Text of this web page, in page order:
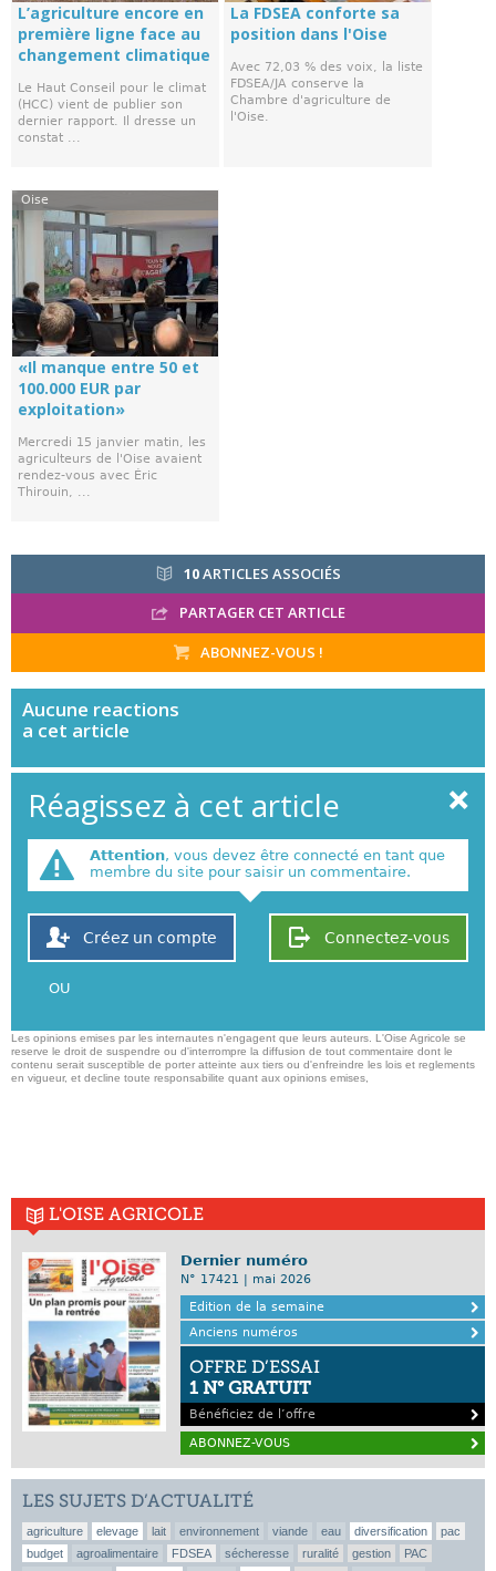
L’agriculture encore en
première ligne face au
changement climatique
Le Haut Conseil pour le climat
(HCC) vient de publier son
dernier rapport. Il dresse un
constat ...
La FDSEA conforte sa
position dans l'Oise
Avec 72,03 % des voix, la liste
FDSEA/JA conserve la
Chambre d'agriculture de
l'Oise.
Oise
«Il manque entre 50 et
100.000 EUR par
exploitation»
Mercredi 15 janvier matin, les
agriculteurs de l'Oise avaient
rendez-vous avec Éric
Thirouin, ...
10ARTICLES ASSOCIÉS
PARTAGER CET ARTICLE
ABONNEZ-VOUS !
Aucune reactions
a cet article
Réagissez à cet article
Attention, vous devez être connecté en tant que
membre du site pour saisir un commentaire.
Connectez-vous
Créez un compte
OU
Les opinions emises par les internautes n'engagent que leurs auteurs. L'Oise Agricole se
reserve le droit de suspendre ou d'interrompre la diffusion de tout commentaire dont le
contenu serait susceptible de porter atteinte aux tiers ou d'enfreindre les lois et reglements
en vigueur, et decline toute responsabilite quant aux opinions emises,
L'OISE AGRICOLE
Dernier numéro
N° 17421 | mai 2026
Edition de la semaine
Anciens numéros
OFFRE D’ESSAI
1 N° GRATUIT
Bénéficiez de l’offre
ABONNEZ-VOUS
LES SUJETS D’ACTUALITÉ
agriculture elevage lait environnement viande eau diversification
pac
budget
agroalimentaire FDSEA sécheresse ruralité gestion
PAC